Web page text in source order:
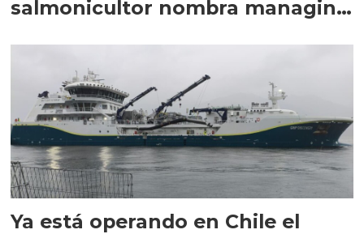
salmonicultor nombra managing
Ya está operando en Chile el